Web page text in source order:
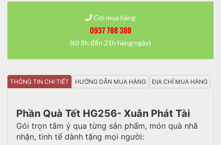
Gọi mua hàng
0937 788 388
(từ 8h đến 21h hàng ngày)
THÔNG TIN CHI TIẾT HƯỚNG DẪN MUA HÀNG ĐỊA CHỈ MUA HÀNG
Phần Quà Tết HG256- Xuân Phát Tài
Gói trọn tâm ý qua từng sản phẩm, món quà nhã
nhặn, tinh tế dành tặng mọi người: